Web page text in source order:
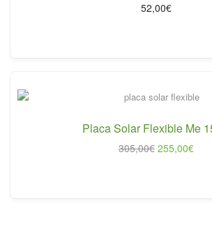
52,00€
Placa Solar Flexible Me
305,00€ El
305,00€.
255,00€El